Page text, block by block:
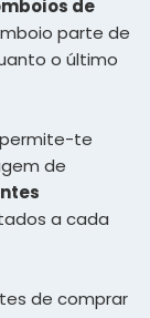
de
parte de
o último
permite-te
de
a cada
de comprar